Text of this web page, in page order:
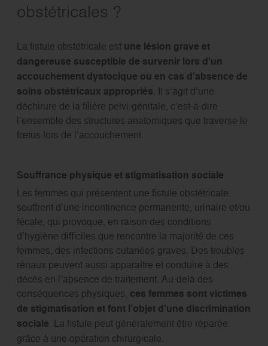
obstétricales ?
La fistule obstétricale est une lésion grave et
dangereuse susceptible de survenir lors d’un
accouchement dystocique ou en cas d’absence de
soins obstétricaux appropriés. Il s’agit d’une
déchirure de la filière pelvi-génitale, c’est-à-dire
l’ensemble des structures anatomiques que traverse le
fœtus lors de l’accouchement.
Souffrance physique et stigmatisation sociale
Les femmes qui présentent une fistule obstétricale
souffrent d’une incontinence permanente, urinaire et/ou
fécale, qui provoque, en raison des conditions
d’hygiène difficiles que rencontre la majorité de ces
femmes, des infections cutanées graves. Des troubles
rénaux peuvent aussi apparaître et conduire à des
décès en l’absence de traitement. Au-delà des
conséquences physiques, ces femmes sont victimes
de stigmatisation et font l’objet d’une discrimination
sociale. La fistule peut généralement être réparée
grâce à une opération chirurgicale.